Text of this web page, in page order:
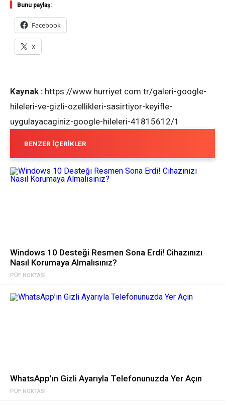
Bunu paylaş:
Facebook
X
Kaynak : https://www.hurriyet.com.tr/galeri-google-
hileleri-ve-gizli-ozellikleri-sasirtiyor-keyifle-
uygulayacaginiz-google-hileleri-41815612/1
BENZER İÇERIKLER
PÜF NOKTASI
Windows 10 Desteği Resmen Sona Erdi! Cihazınızı
Nasıl Korumaya Almalısınız?
PÜF NOKTASI
WhatsApp’ın Gizli Ayarıyla Telefonunuzda Yer Açın